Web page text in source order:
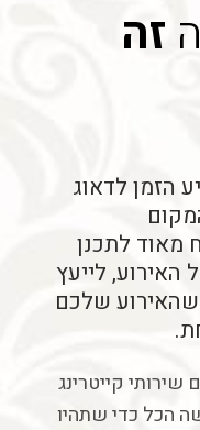
זה
הזמן לדאוג
מאוד לתכנן
לייעץ
שלכם
שירותי קייטרינג
הכל כדי שתהיו